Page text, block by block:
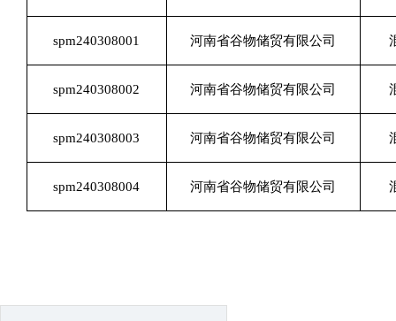
spm240308001 河南省谷物储贸有限公司
spm240308002 河南省谷物储贸有限公司
spm240308003 河南省谷物储贸有限公司
spm240308004 河南省谷物储贸有限公司